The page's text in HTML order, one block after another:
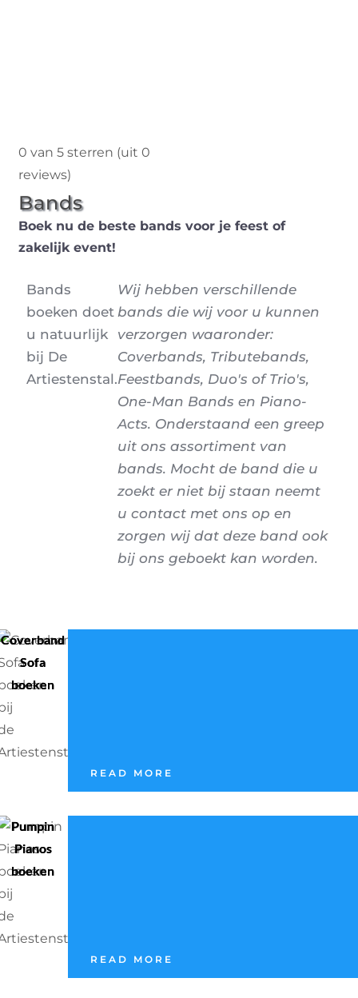
0 van 5 sterren (uit 0
reviews)
Bands
Boek nu de beste bands voor je feest of
zakelijk event!
Bands
boeken doet
u natuurlijk
bij De
Artiestenstal.
Wij hebben verschillende
bands die wij voor u kunnen
verzorgen waaronder:
Coverbands, Tributebands,
Feestbands, Duo's of Trio's,
One-Man Bands en Piano-
Acts. Onderstaand een greep
uit ons assortiment van
bands. Mocht de band die u
zoekt er niet bij staan neemt
u contact met ons op en
zorgen wij dat deze band ook
bij ons geboekt kan worden.
Coverband
Sofa
boeken
READ MORE
Pumpin
Pianos
boeken
READ MORE